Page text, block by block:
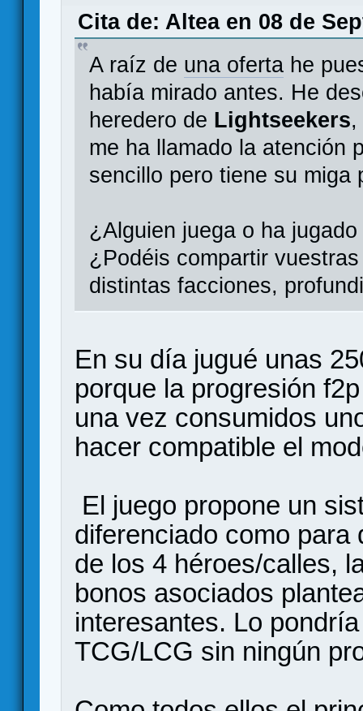
Cita de: Altea en 08 de
A raíz de una oferta he
había mirado antes. He
heredero de Lightseekers,
me ha llamado la atención
sencillo pero tiene su miga
¿Alguien juega o ha
¿Podéis compartir
distintas facciones,
En su día jugué unas
porque la progresión
una vez consumidos
hacer compatible el
El juego propone un
diferenciado como para
de los 4 héroes/calles,
bonos asociados
interesantes. Lo
TCG/LCG sin ningún